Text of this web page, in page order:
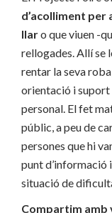
d’acolliment per
llaro que viuen -
rellogades. Allí se
rentar la seva
orientació i suport
personal. El fet
públic, a peu de
persones que hi
punt d’informació
situació de
Compartim amb